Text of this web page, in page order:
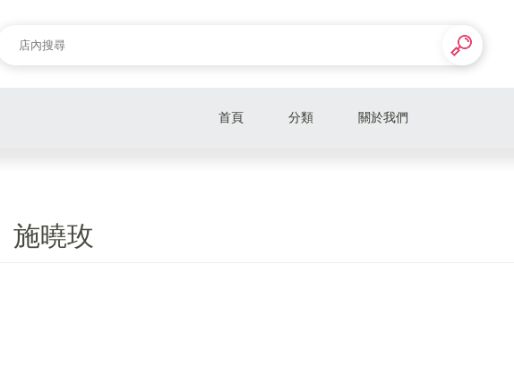
首頁 分類 關於我們
施曉玫